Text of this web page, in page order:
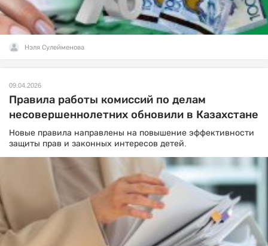
Нэля Сулейменова
09.04.2026
Правила работы комиссий по делам
несовершеннолетних обновили в Казахстане
Новые правила направлены на повышение эффективности
защиты прав и законных интересов детей.